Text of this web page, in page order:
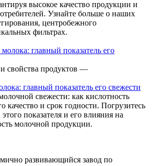
высокое качество продукции и
Узнайте больше о наших
центробежного
фильтрах.
свойства продуктов —
главный показатель его свежести
свежести: как кислотность
качество и срок годности. Погрузитесь
показателя и его влияния на
молочной продукции.
развивающийся завод по